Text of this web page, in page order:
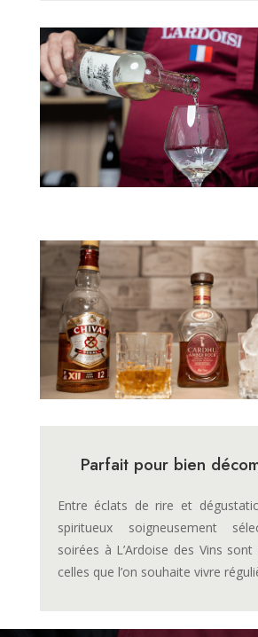
Parfait pour bien
Entre éclats de rire et
spiritueux soigneusement
soirées à L’Ardoise des Vins
celles que l’on souhaite vivre